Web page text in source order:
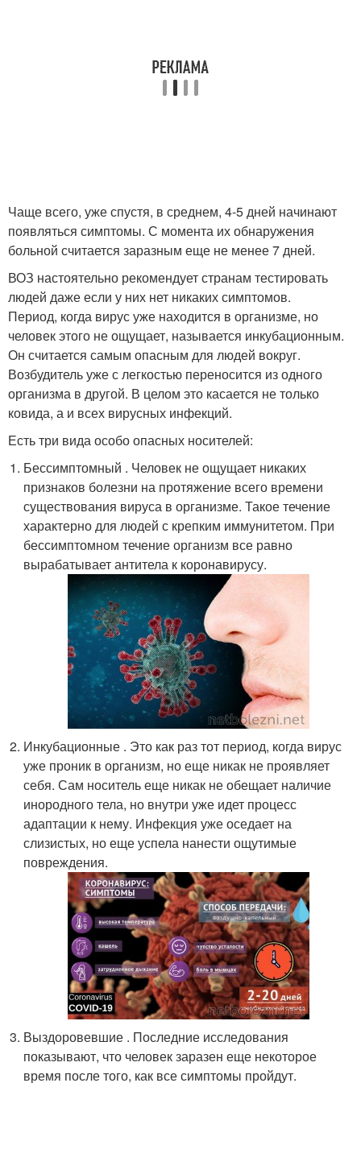
Чаще всего, уже спустя, в среднем, 4-5 дней начинают
появляться симптомы. С момента их обнаружения
больной считается заразным еще не менее 7 дней.
ВОЗ настоятельно рекомендует странам тестировать
людей даже если у них нет никаких симптомов.
Период, когда вирус уже находится в организме, но
человек этого не ощущает, называется инкубационным.
Он считается самым опасным для людей вокруг.
Возбудитель уже с легкостью переносится из одного
организма в другой. В целом это касается не только
ковида, а и всех вирусных инфекций.
Есть три вида особо опасных носителей:
Бессимптомный . Человек не ощущает никаких
признаков болезни на протяжение всего времени
существования вируса в организме. Такое течение
характерно для людей с крепким иммунитетом. При
бессимптомном течение организм все равно
вырабатывает антитела к коронавирусу.
Инкубационные . Это как раз тот период, когда вирус
уже проник в организм, но еще никак не проявляет
себя. Сам носитель еще никак не обещает наличие
инородного тела, но внутри уже идет процесс
адаптации к нему. Инфекция уже оседает на
слизистых, но еще успела нанести ощутимые
повреждения.
Выздоровевшие . Последние исследования
показывают, что человек заразен еще некоторое
время после того, как все симптомы пройдут.